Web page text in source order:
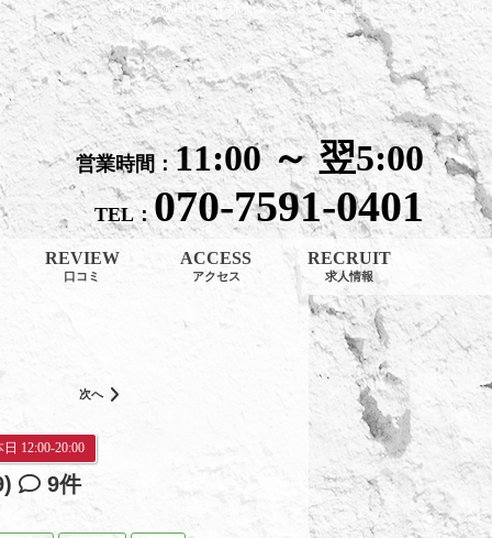
ご紹介│大阪梅田・北新地 メンエス Arc-en-Ciel（アルカンシェル）
営業時間：11:00 ～ 翌5:00
TEL：070-7591-0401
REVIEW
口コミ
ACCESS
アクセス
RECRUIT
求人情報
次へ
日 12:00-20:00
9件